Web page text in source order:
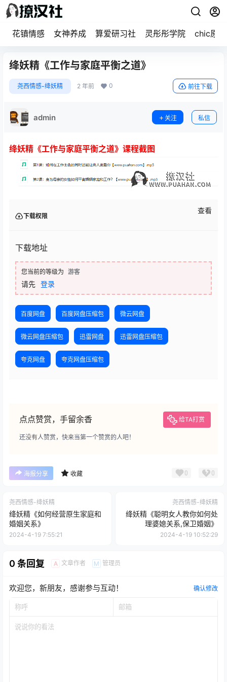
花镇情感 女神养成 算爱研习社 灵彤彤学院 chic原醉
绛妖精《工作与家庭平衡之道》
尧西情感-绛妖精 2 年前 0 前往下载
admin 关注 私信
绛妖精《工作与家庭平衡之道》课程截图
下载权限
查看
下载地址
您当前的等级为 游客
请先 登录
百度网盘 百度网盘压缩包 微云网盘
微云网盘压缩包 迅雷网盘 迅雷网盘压缩包
夸克网盘 夸克网盘压缩包
点点赞赏，手留余香 给TA打赏
还没有人赞赏，快来当第一个赞赏的人吧！
海报分享 收藏 0 0
尧西情感-绛妖精
绛妖精《如何经营原生家庭和
婚姻关系》
2024-4-19 7:55:21
尧西情感-绛妖精
绛妖精《聪明女人教你如何处
理婆媳关系,保卫婚姻》
2024-4-19 10:52:29
0 条回复 A 文章作者 M 管理员
欢迎您，新朋友，感谢参与互动！ 确认修改